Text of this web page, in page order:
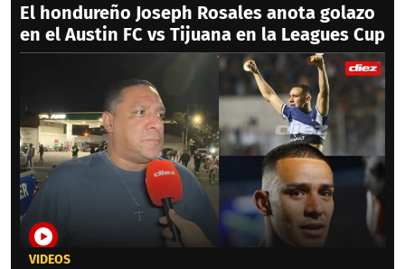
El hondureño Joseph Rosales anota golazo
en el Austin FC vs Tijuana en la Leagues Cup
VIDEOS